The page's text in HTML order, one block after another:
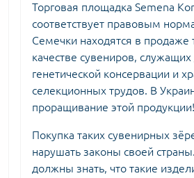
Торговая площадка Semena
соответствует правовым
Семечки находятся в продаже
качестве сувениров, служащих
генетической консервации и
селекционных трудов. В
проращивание этой продукции!
Покупка таких сувенирных
нарушать законы своей
должны знать, что такие